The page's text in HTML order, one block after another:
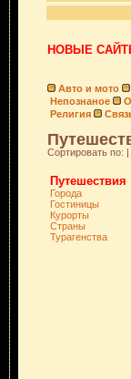
НОВЫЕ
Авто и мото
Непознаное
Религия
Сортировать по:
Путешествия
Города
Гостиницы
Курорты
Страны
Турагенства